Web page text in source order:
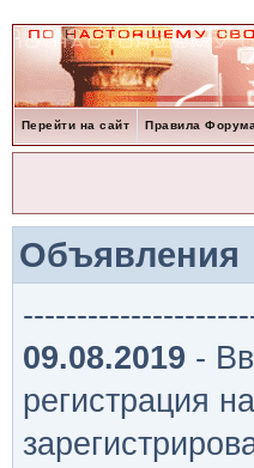
Перейти на сайт Правила Форума
Объявления
09.08.2019 -
регистрация